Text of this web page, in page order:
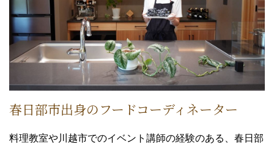
春日部市出身のフードコーディネーター
料理教室や川越市でのイベント講師の経験のある、春日部